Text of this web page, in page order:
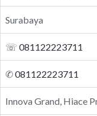
Surabaya
☏ 081122223711
✆081122223711
Innova Grand, Hiace